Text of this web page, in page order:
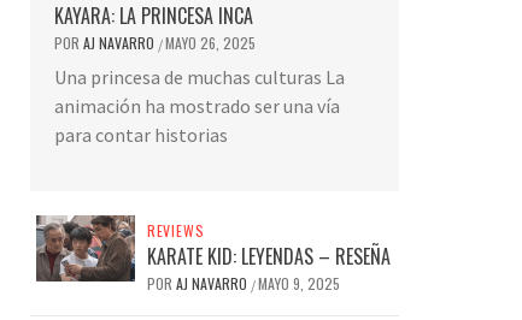
KAYARA: LA PRINCESA INCA
POR AJ NAVARRO /MAYO 26, 2025
Una princesa de muchas culturas La
animación ha mostrado ser una vía
para contar historias
REVIEWS
KARATE KID: LEYENDAS – RESEÑA
POR AJ NAVARRO /MAYO 9, 2025